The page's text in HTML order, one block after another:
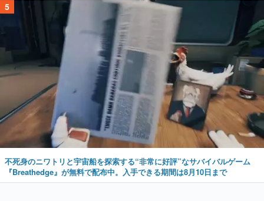
5
不死身のニワトリと宇宙船を探索する“非常に好評”なサバイバルゲーム
『Breathedge』が無料で配布中。入手できる期間は8月10日まで